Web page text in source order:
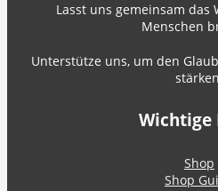
Lasst uns gemeinsam das
Menschen
Unterstütze uns, um den
Wichtige
Shop
Shop